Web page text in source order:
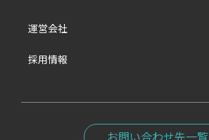
運営会社
採用情報